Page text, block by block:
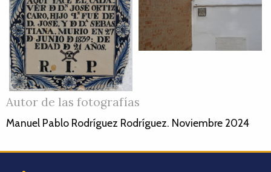
Autor de las fotografías
Manuel Pablo Rodríguez Rodríguez. Noviembre 2024